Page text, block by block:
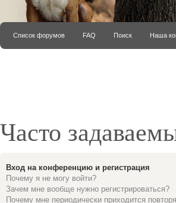
Список форумов FAQ Поиск Наша
Часто
Вход на конференцию и регистрация
Почему я не могу войти?
Зачем мне вообще нужно регистрироваться?
Почему мне периодически приходится